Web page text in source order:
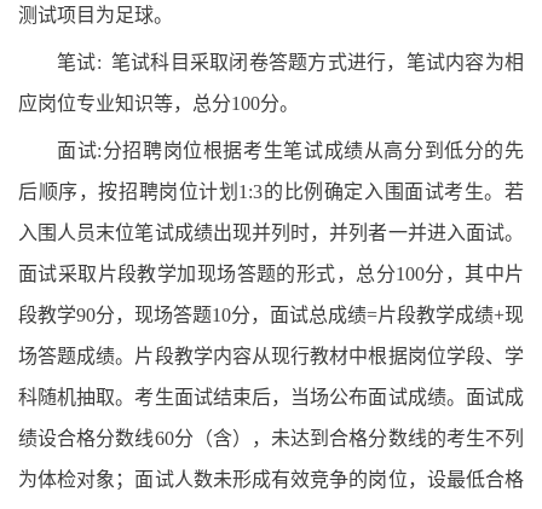
测试项目为足球。
笔试: 笔试科目采取闭卷答题方式进行，笔试内容为相
应岗位专业知识等，总分100分。
面试:分招聘岗位根据考生笔试成绩从高分到低分的先
后顺序，按招聘岗位计划1:3的比例确定入围面试考生。若
入围人员末位笔试成绩出现并列时，并列者一并进入面试。
面试采取片段教学加现场答题的形式，总分100分，其中片
段教学90分，现场答题10分，面试总成绩=片段教学成绩+现
场答题成绩。片段教学内容从现行教材中根据岗位学段、学
科随机抽取。考生面试结束后，当场公布面试成绩。面试成
绩设合格分数线60分（含），未达到合格分数线的考生不列
为体检对象；面试人数未形成有效竞争的岗位，设最低合格